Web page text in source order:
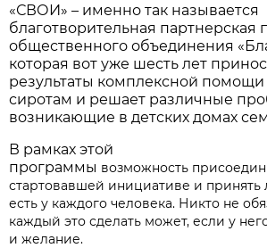
«СВОИ» – именно так называется
благотворительная партнерская
общественного объединения
которая вот уже шесть лет
результаты комплексной
сиротам и решает различные
возникающие в детских домах
В рамках этой
программы возможность
стартовавшей инициативе и принять
есть у каждого человека. Никто не
каждый это сделать может, если у
и желание.